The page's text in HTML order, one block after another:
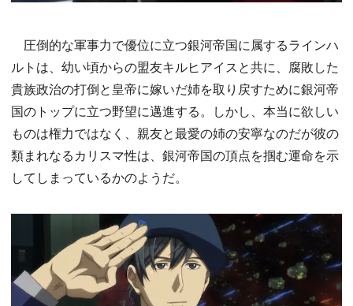
圧倒的な軍事力で優位に立つ銀河帝国に属するラインハ
ルトは、幼い頃からの盟友キルヒアイスと共に、腐敗した
貴族政治の打倒と皇帝に嫁いだ姉を取り戻すために銀河帝
国のトップに立つ野望に邁進する。しかし、本当に欲しい
ものは権力ではなく、親友と最愛の姉の安寧なのだが彼の
類まれなるカリスマ性は、銀河帝国の頂点を掴む運命を示
してしまっているかのようだ。